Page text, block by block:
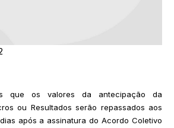
que os valores da antecipação da
ou Resultados serão repassados aos
após a assinatura do Acordo Coletivo